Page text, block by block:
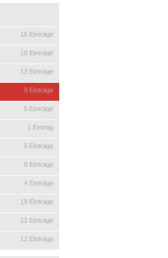
16 Einträge
18 Einträge
13 Einträge
9 Einträge
5 Einträge
1 Eintrag
6 Einträge
8 Einträge
4 Einträge
19 Einträge
12 Einträge
12 Einträge